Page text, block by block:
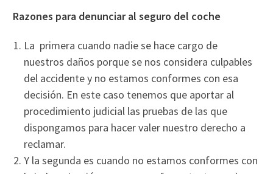
Razones para denunciar al seguro del coche
La primera cuando nadie se hace cargo de
nuestros daños porque se nos considera culpables
del accidente y no estamos conformes con esa
decisión. En este caso tenemos que aportar al
procedimiento judicial las pruebas de las que
dispongamos para hacer valer nuestro derecho a
reclamar.
Y la segunda es cuando no estamos conformes con